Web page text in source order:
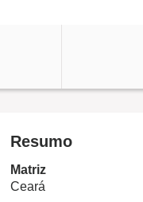
Resumo
Matriz
Ceará